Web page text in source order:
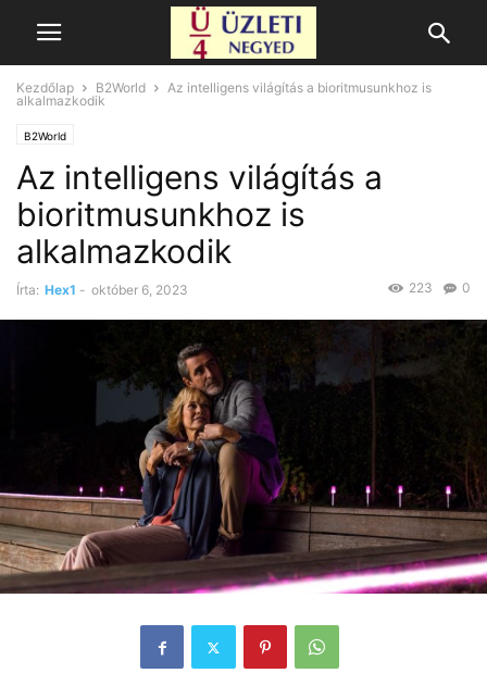
Kezdőlap B2World
Az intelligens világítás a bioritmusunkhoz is
alkalmazkodik
B2World
Az intelligens világítás a
bioritmusunkhoz is
alkalmazkodik
Írta: Hex1 - október 6, 2023 0
223